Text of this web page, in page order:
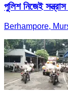
পুলিশ নিজেই
Berhampore,